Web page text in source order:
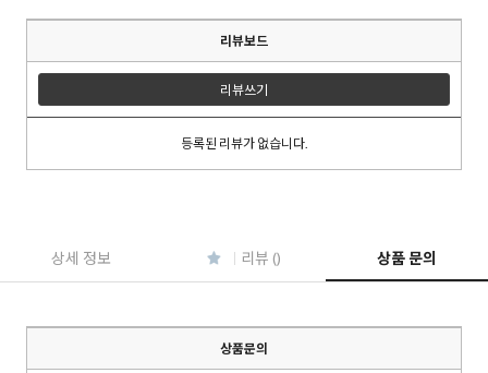
이코 라이프 하
리뷰보드
리뷰쓰기
등록된 리뷰가 없습니다.
상세 정보 리뷰 () 상품 문의
상품문의